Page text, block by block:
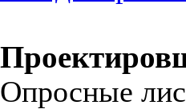
Опросные